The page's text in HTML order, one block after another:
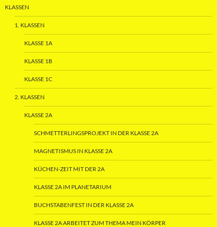
KLASSEN
1. KLASSEN
KLASSE 1A
KLASSE 1B
KLASSE 1C
2. KLASSEN
KLASSE 2A
SCHMETTERLINGSPROJEKT IN DER KLASSE 2A
MAGNETISMUS IN KLASSE 2A
KÜCHEN-ZEIT MIT DER 2A
KLASSE 2A IM PLANETARIUM
BUCHSTABENFEST IN DER KLASSE 2A
KLASSE 2A ARBEITET ZUM THEMA MEIN KÖRPER